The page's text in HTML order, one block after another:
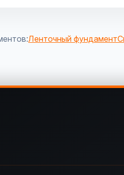
Ленточный фундамент